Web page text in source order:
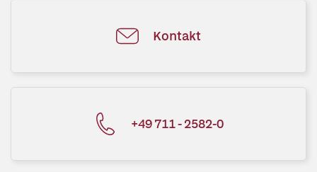
Kontakt
+49 711 - 2582-0